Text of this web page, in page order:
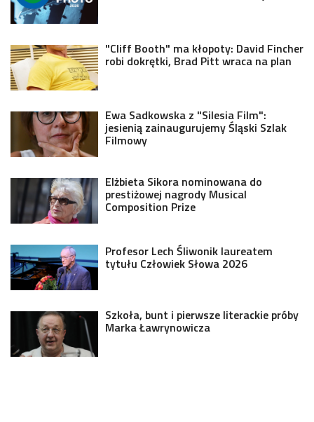
"Cliff Booth" ma kłopoty: David Fincher
robi dokrętki, Brad Pitt wraca na plan
Ewa Sadkowska z "Silesia Film":
jesienią zainaugurujemy Śląski Szlak
Filmowy
Elżbieta Sikora nominowana do
prestiżowej nagrody Musical
Composition Prize
Profesor Lech Śliwonik laureatem
tytułu Człowiek Słowa 2026
Szkoła, bunt i pierwsze literackie próby
Marka Ławrynowicza